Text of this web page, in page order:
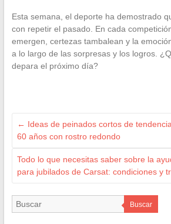
Esta semana, el deporte ha demostrado
con repetir el pasado. En cada
emergen, certezas tambalean y la
a lo largo de las sorpresas y los logros.
depara el próximo día?
← Ideas de peinados cortos de
60 años con rostro redondo
Todo lo que necesitas saber sobre la
para jubilados de Carsat: condiciones y
Buscar